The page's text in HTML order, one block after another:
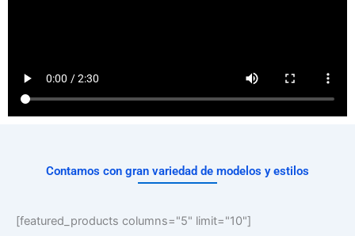
Contamos con gran variedad de modelos y estilos
[featured_products columns="5" limit="10"]